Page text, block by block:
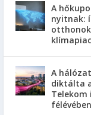
A
nyitnak:
A
diktálta
Telekom
félévében